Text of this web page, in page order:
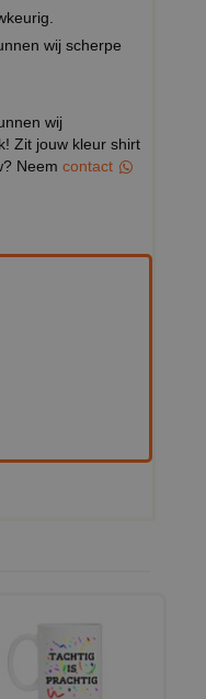
wij scherpe
wij
Zit jouw kleur shirt
Neem contact